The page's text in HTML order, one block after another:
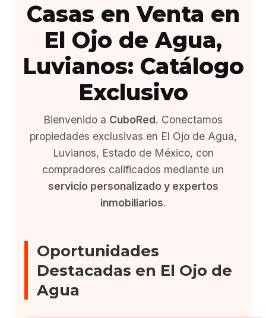
Casas en Venta en
El Ojo de Agua,
Luvianos: Catálogo
Exclusivo
Bienvenido a CuboRed. Conectamos
propiedades exclusivas en El Ojo de Agua,
Luvianos, Estado de México, con
compradores calificados mediante un
servicio personalizado y expertos
inmobiliarios.
Oportunidades
Destacadas en El Ojo de
Agua